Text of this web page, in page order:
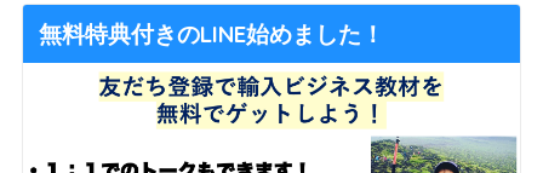
無料特典付きのLINE始めました！